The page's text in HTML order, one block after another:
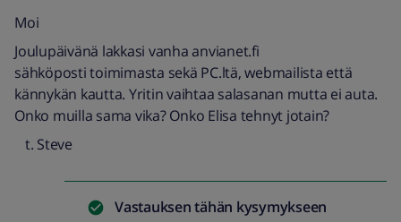
Moi
Joulupäivänä lakkasi vanha anvianet.fi
sähköposti toimimasta sekä PC.ltä, webmailista että
kännykän kautta. Yritin vaihtaa salasanan mutta ei auta.
Onko muilla sama vika? Onko Elisa tehnyt jotain?
Steve
Vastauksen tähän kysymykseen